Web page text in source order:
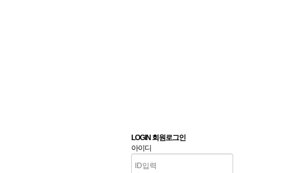
LOGIN 회원로그인
아이디